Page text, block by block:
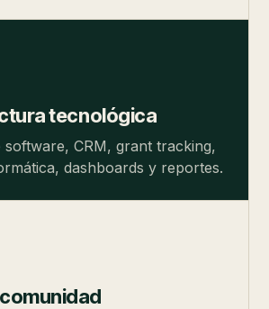
tecnológica
software, CRM, grant tracking,
dashboards y reportes.